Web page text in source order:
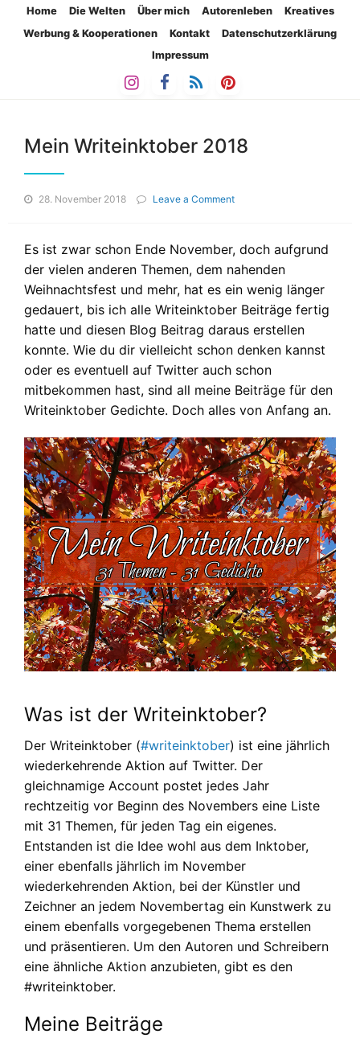
Home Die Welten Über mich Autorenleben
Kreatives
Werbung & Kooperationen
Kontakt
Datenschutzerklärung
Impressum
Mein Writeinktober 2018
28. November 2018 Leave a Commenton
2018
Es ist zwar schon Ende November, doch aufgrund
der vielen anderen Themen, dem nahenden
Weihnachtsfest und mehr, hat es ein wenig länger
gedauert, bis ich alle Writeinktober Beiträge fertig
hatte und diesen Blog Beitrag daraus erstellen
konnte. Wie du dir vielleicht schon denken kannst
oder es eventuell auf Twitter auch schon
mitbekommen hast, sind all meine Beiträge für den
Writeinktober Gedichte. Doch alles von Anfang an.
Was ist der Writeinktober?
Der Writeinktober (#writeinktober) ist eine jährlich
wiederkehrende Aktion auf Twitter. Der
gleichnamige Account postet jedes Jahr
rechtzeitig vor Beginn des Novembers eine Liste
mit 31 Themen, für jeden Tag ein eigenes.
Entstanden ist die Idee wohl aus dem Inktober,
einer ebenfalls jährlich im November
wiederkehrenden Aktion, bei der Künstler und
Zeichner an jedem Novembertag ein Kunstwerk zu
einem ebenfalls vorgegebenen Thema erstellen
und präsentieren. Um den Autoren und Schreibern
eine ähnliche Aktion anzubieten, gibt es den
#writeinktober.
Meine Beiträge